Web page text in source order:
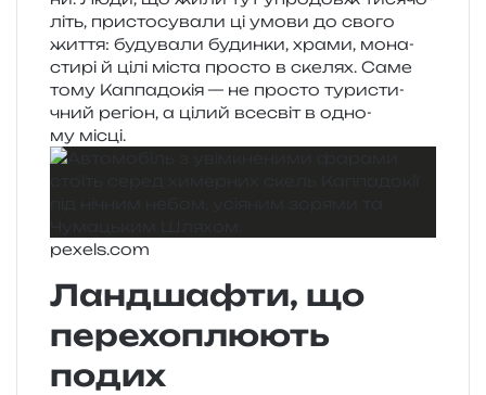
літь, при­сто­су­ва­ли ці умови до свого
життя: буду­ва­ли будин­ки, храми, мона­
сти­рі й цілі міста про­сто в ске­лях. Саме
тому Каппадокія — не про­сто тури­сти­
чний регіон, а цілий все­світ в одно­
му місці.
pexels​.com
Ландшафти, що
перехоплюють
подих